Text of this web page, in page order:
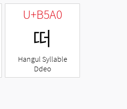
U+B5A0
떠
Hangul Syllable
Ddeo